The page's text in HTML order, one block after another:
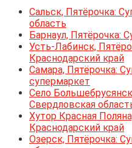
Сальск, Пятёрочка:
область
Барнаул, Пятёрочка:
Усть-Лабинск,
Краснодарский край
Самара, Пятёрочка:
супермаркет
Село
Свердловская
Хутор Красная
Краснодарский край
Озерск, Пятёрочка: